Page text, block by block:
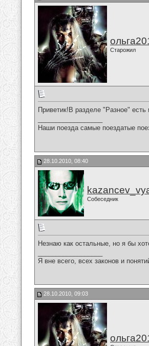
Старожил
Приветик!В разделе "Разное" есть
Наши поезда самые поездатые
28.10.2010, 08:40
Собеседник
Незнаю как остальные, но я бы
Я вне всего, всех законов и
28.10.2010, 09:03